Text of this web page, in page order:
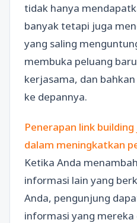
tidak hanya
banyak tetapi juga
yang saling
membuka peluang
kerjasama, dan
ke depannya.
Penerapan link
dalam meningkatkan
Ketika Anda
informasi lain yang
Anda, pengunjung
informasi yang mereka